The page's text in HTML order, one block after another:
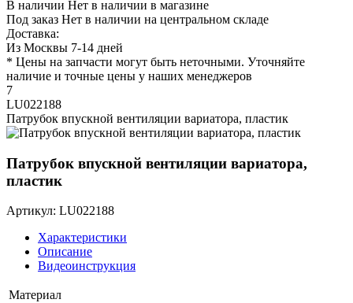
В наличии Нет в наличии в магазине
Под заказ Нет в наличии на центральном складе
Доставка:
Из Москвы 7-14 дней
* Цены на запчасти могут быть неточными. Уточняйте
наличие и точные цены у наших менеджеров
7
LU022188
Патрубок впускной вентиляции вариатора, пластик
Патрубок впускной вентиляции вариатора,
пластик
Артикул: LU022188
Характеристики
Описание
Видеоинструкция
Материал